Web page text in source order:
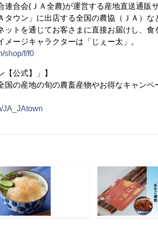
連合会(ＪＡ全農)が運営する産地直送通販
タウン」に出店する全国の農協（ＪＡ）
ットを通じてお客さまに直接お届けし、食
ージキャラクターは「じぇー太」。
shop/f/f0
【公式】」】
国の産地の旬の農畜産物やお得なキャン
JA_JAtown